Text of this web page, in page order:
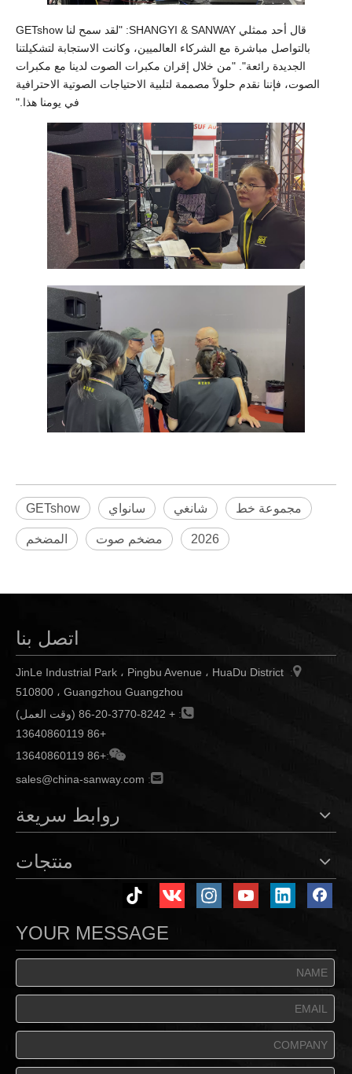
قال أحد ممثلي SHANGYI & SANWAY: "لقد سمح لنا GETshow
بالتواصل مباشرة مع الشركاء العالميين، وكانت الاستجابة لتشكيلتنا
الجديدة رائعة". "من خلال إقران مكبرات الصوت لدينا مع مكبرات
الصوت، فإننا نقدم حلولاً مصممة لتلبية الاحتياجات الصوتية الاحترافية
في يومنا هذا."
GETshow سانواي شانغي مجموعة خط
المضخم مضخم صوت 2026
اتصل بنا

:
JinLe Industrial Park ، Pingbu Avenue ، HuaDu District
510800 ، Guangzhou Guangzhou

: + 86-20-3770-8242 (وقت العمل)
+86 13640860119

:
+86 13640860119

:
sales@china-sanway.com
روابط سريعة
منتجات
YOUR MESSAGE